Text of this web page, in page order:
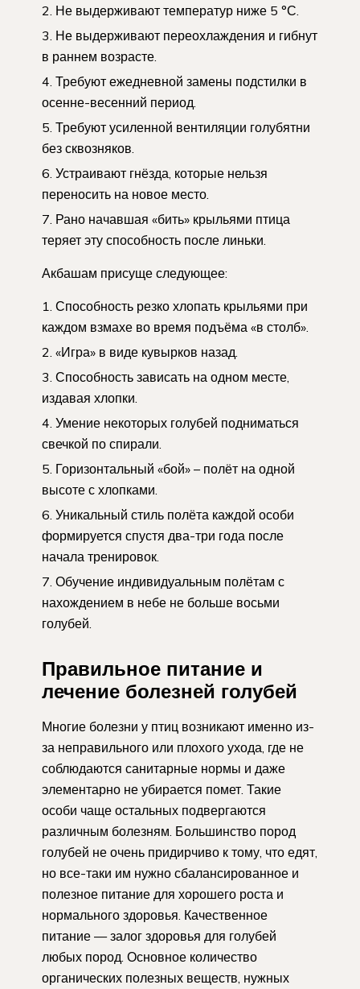
Не выдерживают температур ниже 5 °С.
Не выдерживают переохлаждения и гибнут
в раннем возрасте.
Требуют ежедневной замены подстилки в
осенне-весенний период.
Требуют усиленной вентиляции голубятни
без сквозняков.
Устраивают гнёзда, которые нельзя
переносить на новое место.
Рано начавшая «бить» крыльями птица
теряет эту способность после линьки.
Акбашам присуще следующее:
Способность резко хлопать крыльями при
каждом взмахе во время подъёма «в столб».
«Игра» в виде кувырков назад.
Способность зависать на одном месте,
издавая хлопки.
Умение некоторых голубей подниматься
свечкой по спирали.
Горизонтальный «бой» – полёт на одной
высоте с хлопками.
Уникальный стиль полёта каждой особи
формируется спустя два-три года после
начала тренировок.
Обучение индивидуальным полётам с
нахождением в небе не больше восьми
голубей.
Правильное питание и
лечение болезней голубей
Многие болезни у птиц возникают именно из-
за неправильного или плохого ухода, где не
соблюдаются санитарные нормы и даже
элементарно не убирается помет. Такие
особи чаще остальных подвергаются
различным болезням. Большинство пород
голубей не очень придирчиво к тому, что едят,
но все-таки им нужно сбалансированное и
полезное питание для хорошего роста и
нормального здоровья. Качественное
питание — залог здоровья для голубей
любых пород. Основное количество
органических полезных веществ, нужных